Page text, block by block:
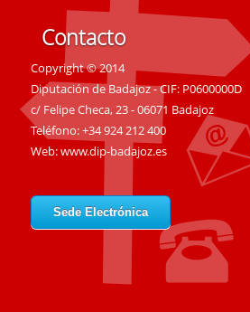
Contacto
Copyright © 2014
Diputación de Badajoz - CIF: P0600000D
c/ Felipe Checa, 23 - 06071 Badajoz
Teléfono: +34 924 212 400
Web:www.dip-badajoz.es
Sede Electrónica